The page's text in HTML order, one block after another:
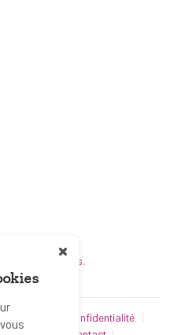
ATL bruxelloises.
Politique de confidentialité